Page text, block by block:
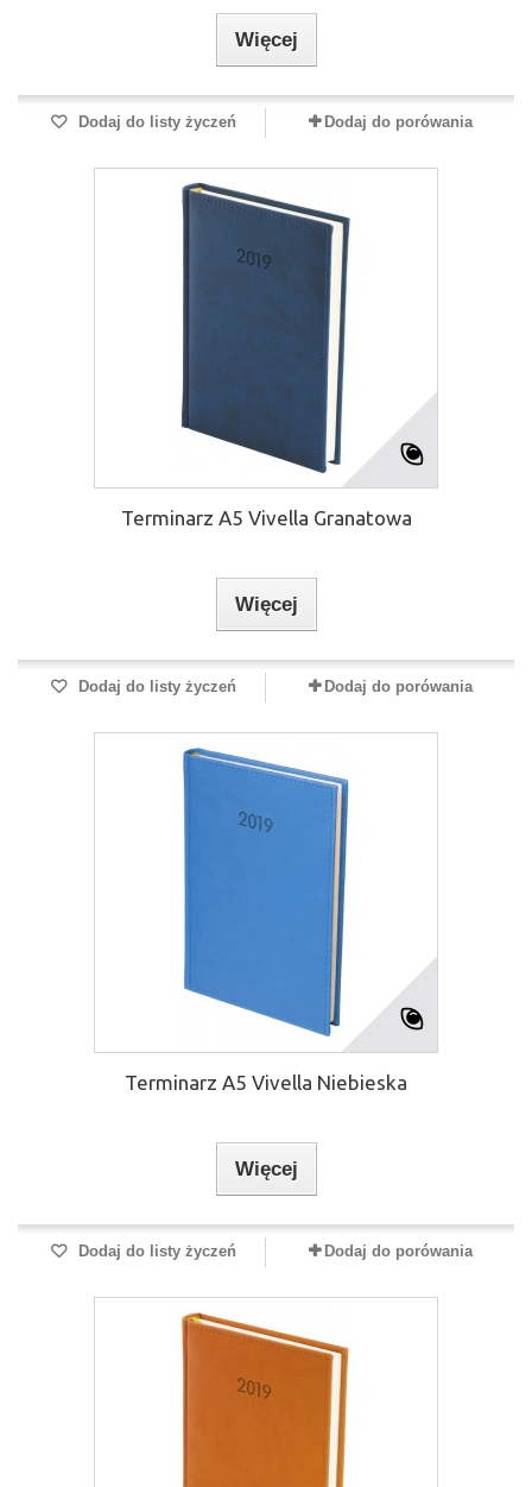
Więcej
Dodaj do listy życzeń Dodaj do porówania
Terminarz A5 Vivella Granatowa
Więcej
Dodaj do listy życzeń Dodaj do porówania
Terminarz A5 Vivella Niebieska
Więcej
Dodaj do listy życzeń Dodaj do porówania